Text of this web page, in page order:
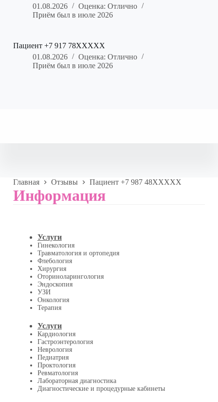
01.08.2026
Оценка: Отлично
Приём был в июле 2026
Пациент +7 917 78XXXXX
01.08.2026
Оценка: Отлично
Приём был в июле 2026
Главная Отзывы Пациент +7 987 48XXXXX
Информация
Услуги
Гинекология
Травматология и ортопедия
Флебология
Хирургия
Оториноларингология
Эндоскопия
УЗИ
Онкология
Терапия
Услуги
Кардиология
Гастроэнтерология
Неврология
Педиатрия
Проктология
Ревматология
Лабораторная диагностика
Диагностические и процедурные кабинеты